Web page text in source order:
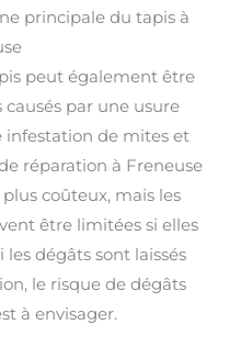
principale du tapis à
peut également être
par une usure
infestation de mites et
réparation à Freneuse
coûteux, mais les
être limitées si elles
dégâts sont laissés
le risque de dégâts
à envisager.